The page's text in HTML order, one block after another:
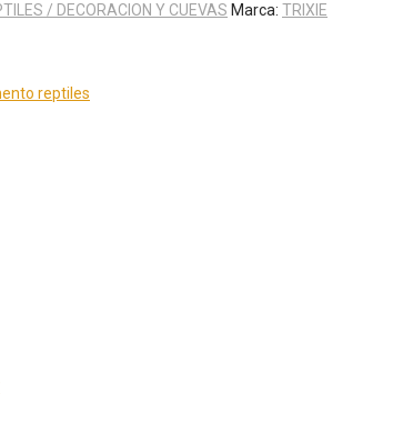
/ DECORACION Y CUEVAS Marca: TRIXIE